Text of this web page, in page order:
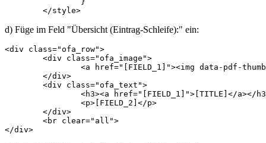
	</style>
d) Füge im Feld "Übersicht (Eintrag-Schleife):" ein:
<div class="ofa_row">
</div>